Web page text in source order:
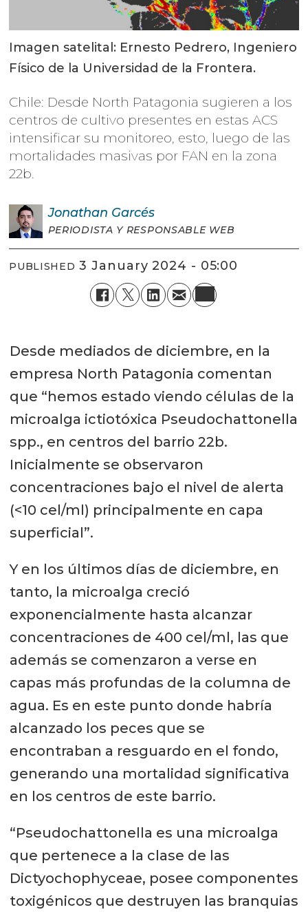
Imagen satelital: Ernesto Pedrero, Ingeniero
Físico de la Universidad de la Frontera.
Chile: Desde North Patagonia sugieren a los
centros de cultivo presentes en estas ACS
intensificar su monitoreo, esto, luego de las
mortalidades masivas por FAN en la zona
22b.
Jonathan Garcés
PERIODISTA Y RESPONSABLE WEB
PUBLISHED 3 January 2024 - 05:00
Desde mediados de diciembre, en la
empresa North Patagonia comentan
que “hemos estado viendo células de la
microalga ictiotóxica Pseudochattonella
spp., en centros del barrio 22b.
Inicialmente se observaron
concentraciones bajo el nivel de alerta
(<10 cel/ml) principalmente en capa
superficial”.
Y en los últimos días de diciembre, en
tanto, la microalga creció
exponencialmente hasta alcanzar
concentraciones de 400 cel/ml, las que
además se comenzaron a verse en
capas más profundas de la columna de
agua. Es en este punto donde habría
alcanzado los peces que se
encontraban a resguardo en el fondo,
generando una mortalidad significativa
en los centros de este barrio.
“Pseudochattonella es una microalga
que pertenece a la clase de las
Dictyochophyceae, posee componentes
toxigénicos que destruyen las branquias